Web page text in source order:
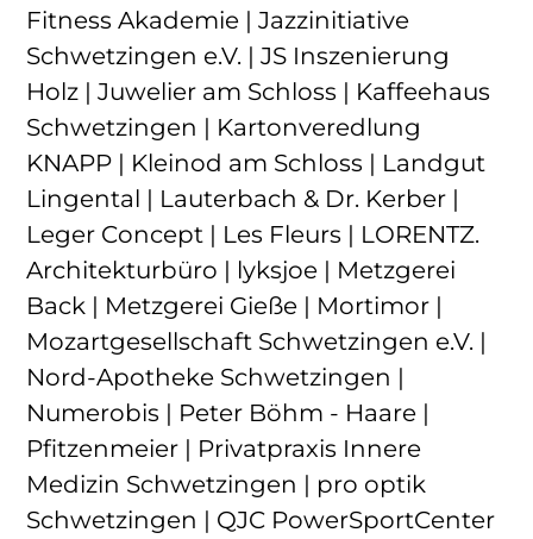
Fitness Akademie | Jazzinitiative
Schwetzingen e.V. | JS Inszenierung
Holz | Juwelier am Schloss | Kaffeehaus
Schwetzingen | Kartonveredlung
KNAPP | Kleinod am Schloss | Landgut
Lingental | Lauterbach & Dr. Kerber |
Leger Concept | Les Fleurs | LORENTZ.
Architekturbüro | lyksjoe | Metzgerei
Back | Metzgerei Gieße | Mortimor |
Mozartgesellschaft Schwetzingen e.V. |
Nord-Apotheke Schwetzingen |
Numerobis | Peter Böhm - Haare |
Pfitzenmeier | Privatpraxis Innere
Medizin Schwetzingen | pro optik
Schwetzingen | QJC PowerSportCenter